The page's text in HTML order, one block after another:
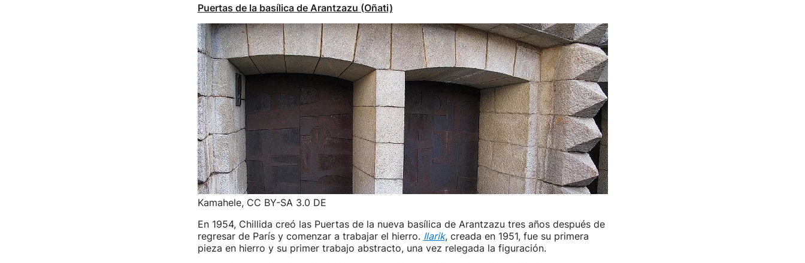
Puertas de la basílica de Arantzazu (Oñati)
Kamahele, CC BY-SA 3.0 DE
En 1954, Chillida creó las Puertas de la nueva basílica de Arantzazu tres años después de
regresar de París y comenzar a trabajar el hierro. Ilarik, creada en 1951, fue su primera
pieza en hierro y su primer trabajo abstracto, una vez relegada la figuración.